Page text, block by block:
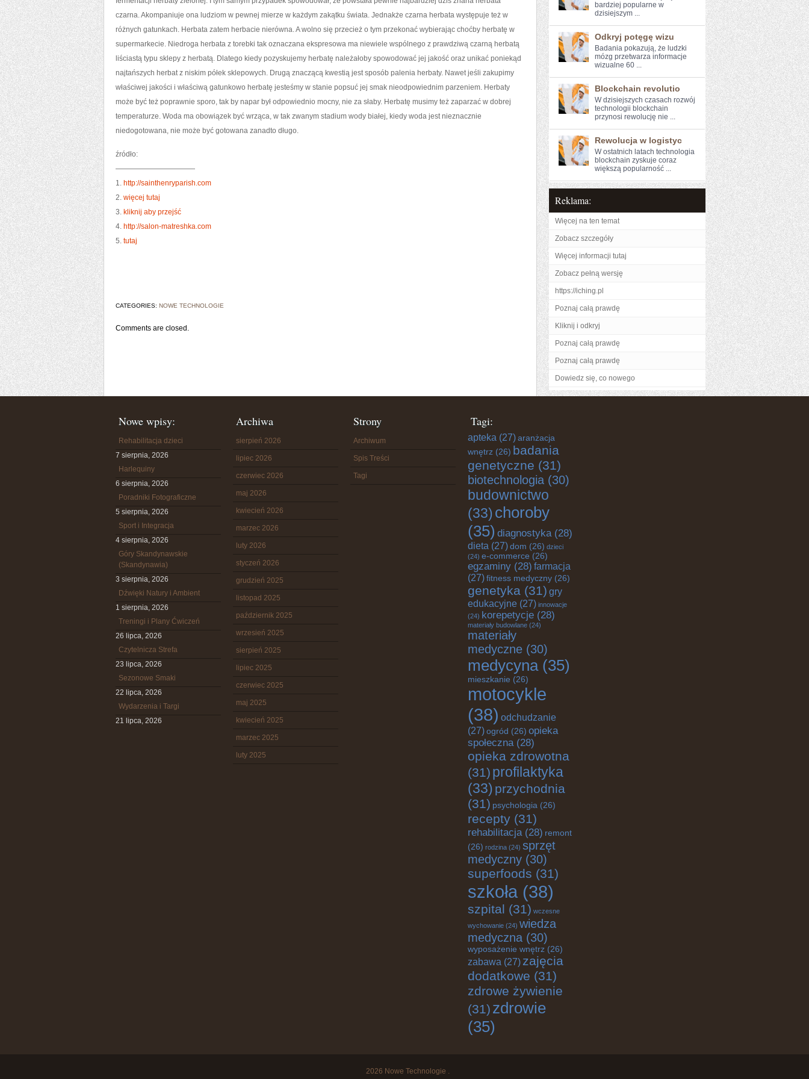
czarna. Akompaniuje ona ludziom w pewnej mierze w każdym zakątku świata. Jednakże czarna herbata występuje też w
różnych gatunkach. Herbata zatem herbacie nierówna. A wolno się przecież o tym przekonać wybierając choćby herbatę w
supermarkecie. Niedroga herbata z torebki tak oznaczana ekspresowa ma niewiele wspólnego z prawdziwą czarną herbatą
liściastą typu sklepy z herbatą. Dlatego kiedy pozyskujemy herbatę należałoby spowodować jej jakość oraz unikać poniekąd
najtańszych herbat z niskim półek sklepowych. Drugą znaczącą kwestią jest sposób palenia herbaty. Nawet jeśli zakupimy
właściwej jakości i właściwą gatunkowo herbatę jesteśmy w stanie popsuć jej smak nieodpowiednim parzeniem. Herbaty
może być też poprawnie sporo, tak by napar był odpowiednio mocny, nie za słaby. Herbatę musimy też zaparzać w dobrej
temperaturze. Woda ma obowiązek być wrząca, w tak zwanym stadium wody białej, kiedy woda jest nieznacznie
niedogotowana, nie może być gotowana zanadto długo.
źródło:
———————————
1. http://sainthenryparish.com
2. więcej tutaj
3. kliknij aby przejść
4. http://salon-matreshka.com
5. tutaj
CATEGORIES: NOWE TECHNOLOGIE
Comments are closed.
bardziej ​popularne w
dzisiejszym ...
Odkryj potęgę wizu
Badania⁣ pokazują, że ludzki
mózg przetwarza ‌informacje
wizualne 60 ...
Blockchain revolutio
W dzisiejszych czasach rozwój
technologii blockchain
przynosi rewolucję⁣ nie ...
Rewolucja w logistyc
W⁣ ostatnich latach technologia
blockchain zyskuje coraz
większą popularność ...
Reklama:
Więcej na ten temat
Zobacz szczegóły
Więcej informacji tutaj
Zobacz pełną wersję
https://iching.pl
Poznaj całą prawdę
Kliknij i odkryj
Poznaj całą prawdę
Poznaj całą prawdę
Dowiedz się, co nowego
Nowe wpisy:
Rehabilitacja dzieci
7 sierpnia, 2026
Harlequiny
6 sierpnia, 2026
Poradniki Fotograficzne
5 sierpnia, 2026
Sport i Integracja
4 sierpnia, 2026
Góry Skandynawskie
(Skandynawia)
3 sierpnia, 2026
Dźwięki Natury i Ambient
1 sierpnia, 2026
Treningi i Plany Ćwiczeń
26 lipca, 2026
Czytelnicza Strefa
23 lipca, 2026
Sezonowe Smaki
22 lipca, 2026
Wydarzenia i Targi
21 lipca, 2026
Archiwa
sierpień 2026
lipiec 2026
czerwiec 2026
maj 2026
kwiecień 2026
marzec 2026
luty 2026
styczeń 2026
grudzień 2025
listopad 2025
październik 2025
wrzesień 2025
sierpień 2025
lipiec 2025
czerwiec 2025
maj 2025
kwiecień 2025
marzec 2025
luty 2025
Strony
Archiwum
Spis Treści
Tagi
Tagi:
apteka (27) aranżacja
wnętrz (26) badania
genetyczne (31)
biotechnologia (30)
budownictwo
(33)choroby
(35) diagnostyka(28)
dieta (27) dom (26) dzieci
(24) e-commerce (26)
egzaminy (28) farmacja
(27) fitness medyczny (26)
genetyka (31) gry
edukacyjne (27) innowacje
(24) korepetycje (28)
materiały budowlane (24)
materiały
medyczne (30)
medycyna(35)
mieszkanie (26)
motocykle
(38) odchudzanie
(27) ogród (26) opieka
społeczna(28)
opieka zdrowotna
(31) profilaktyka
(33) przychodnia
(31) psychologia (26)
recepty (31)
rehabilitacja(28) remont
(26) rodzina (24) sprzęt
medyczny (30)
superfoods (31)
szkoła (38)
szpital (31) wczesne
wychowanie (24) wiedza
medyczna (30)
wyposażenie wnętrz (26)
zabawa (27)zajęcia
dodatkowe (31)
zdrowe żywienie
(31) zdrowie
(35)
2026 Nowe Technologie .